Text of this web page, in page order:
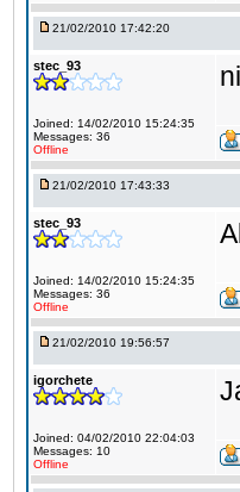
21/02/2010 17:42:20
stec_93
Joined: 14/02/2010 15:24:35
Messages: 36
Offline
21/02/2010 17:43:33
stec_93
Joined: 14/02/2010 15:24:35
Messages: 36
Offline
21/02/2010 19:56:57
igorchete
Joined: 04/02/2010 22:04:03
Messages: 10
Offline